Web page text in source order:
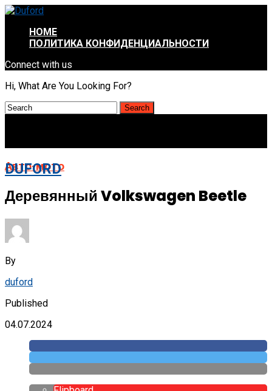
HOME
ПОЛИТИКА КОНФИДЕНЦИАЛЬНОСТИ
Connect with us
Hi, What Are You Looking For?
DUFORD
Авто-мото
Деревянный Volkswagen Beetle
By
duford
Published
04.07.2024